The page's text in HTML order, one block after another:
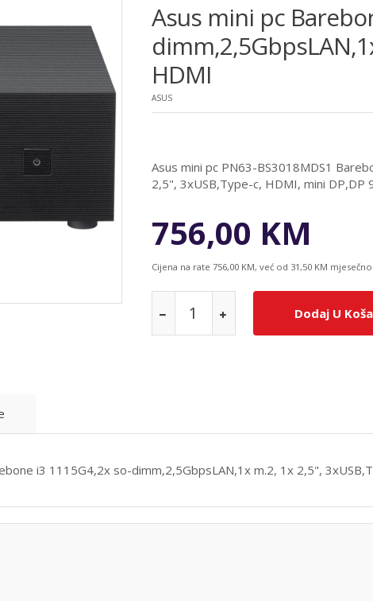
Asus mini pc
HDMI
ASUS
Asus mini pc PN63-BS3018MDS1
2,5", 3xUSB,Type-c, HDMI, mini DP,DP
756,00 KM
Cijena na rate 756,00 KM, već od 31,50 KM mjesečno.
Dodaj U
i3 1115G4,2x so-dimm,2,5GbpsLAN,1x m.2, 1x 2,5",